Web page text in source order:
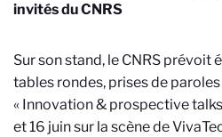
invités du CNRS
Sur son stand, le CNRS
tables rondes, prises de
« Innovation & prospective talks
et 16 juin sur la scène de